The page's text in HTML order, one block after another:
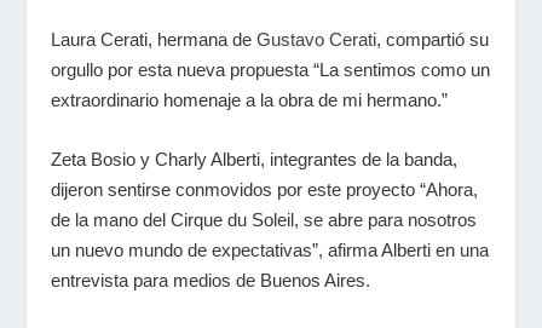
Laura Cerati, hermana deGustavo Cerati, compartió su
orgullo por esta nueva propuesta “La sentimos como un
extraordinario homenaje a la obra de mi hermano.”
Zeta Bosio y Charly Alberti, integrantes de la banda,
dijeron sentirse conmovidos por este proyecto “Ahora,
de la mano del Cirque du Soleil, se abre para nosotros
un nuevo mundo de expectativas”, afirma Alberti en una
entrevista para medios de Buenos Aires.